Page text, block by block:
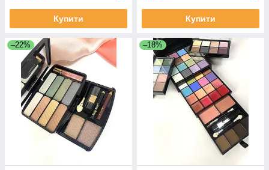
Купити Купити
–22% –18%